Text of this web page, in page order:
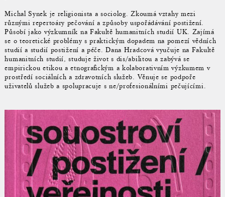
Michal Synek je religionista a sociolog. Zkoumá vztahy mezi
různými repertoáry pečování a způsoby uspořádávání postižení.
Působí jako výzkumník na Fakultě humanitních studií UK. Zajímá
se o teoretické problémy s praktickým dopadem na pomezí vědních
studií a studií postižení a péče. Dana Hradcová vyučuje na Fakultě
humanitních studií, studuje život s dis/abilitou a zabývá se
empirickou etikou a etnografickým a kolaborativním výzkumem v
prostředí sociálních a zdravotních služeb. Věnuje se podpoře
uživatelů služeb a spolupracuje s ne/profesionálními pečujícími.